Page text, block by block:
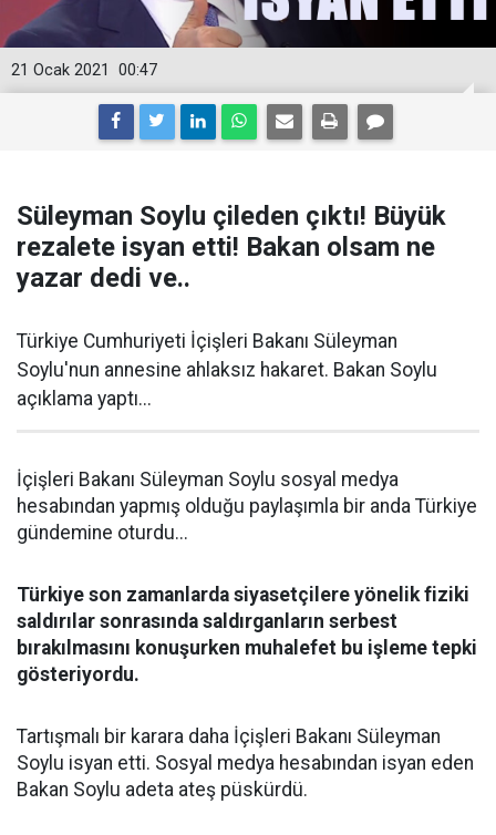
00:47
21 Ocak 2021
Süleyman Soylu çileden çıktı! Büyük
rezalete isyan etti! Bakan olsam ne
yazar dedi ve..
Türkiye Cumhuriyeti İçişleri Bakanı Süleyman
Soylu'nun annesine ahlaksız hakaret. Bakan Soylu
açıklama yaptı...
İçişleri Bakanı Süleyman Soylu sosyal medya
hesabından yapmış olduğu paylaşımla bir anda Türkiye
gündemine oturdu...
Türkiye son zamanlarda siyasetçilere yönelik fiziki
saldırılar sonrasında saldırganların serbest
bırakılmasını konuşurken muhalefet bu işleme tepki
gösteriyordu.
Tartışmalı bir karara daha İçişleri Bakanı Süleyman
Soylu isyan etti. Sosyal medya hesabından isyan eden
Bakan Soylu adeta ateş püskürdü.